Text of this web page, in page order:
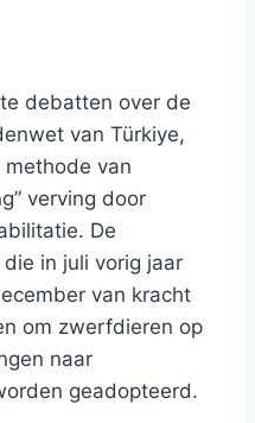
debatten over de
van Türkiye,
van
verving door
De
in juli vorig jaar
van kracht
om zwerfdieren op
naar
geadopteerd.